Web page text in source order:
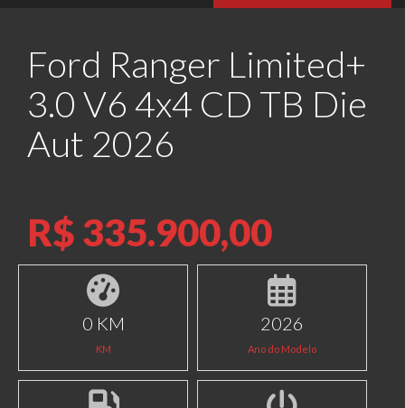
Ford Ranger Limited+
3.0 V6 4x4 CD TB Die
Aut 2026
R$ 335.900,00
0 KM
KM
2026
Ano do Modelo